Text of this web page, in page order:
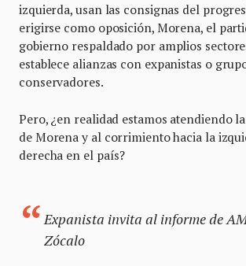
izquierda, usan las consignas del
erigirse como oposición, Morena, el
gobierno respaldado por amplios
establece alianzas con expanistas o
conservadores.
Pero, ¿en realidad estamos atendiendo
de Morena y al corrimiento hacia la
derecha en el país?
Expanista invita al informe de
Zócalo